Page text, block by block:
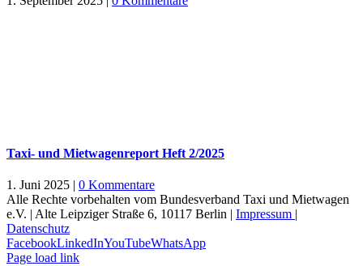
Taxi- und Mietwagenreport Heft 2/2025
1. Juni 2025 | 0 Kommentare
Alle Rechte vorbehalten vom Bundesverband Taxi und Mietwagen
e.V. | Alte Leipziger Straße 6, 10117 Berlin | Impressum |
Datenschutz
FacebookLinkedInYouTubeWhatsApp
Page load link